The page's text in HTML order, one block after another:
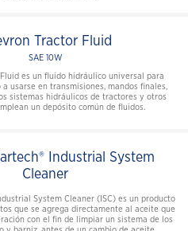
Tractor Fluid
SAE 10W
es un fluido hidráulico universal para
usarse en transmisiones, mandos finales,
sistemas hidráulicos de tractores y otros
un depósito común de fluidos.
Industrial System
Cleaner
System Cleaner (ISC) es un producto
que se agrega directamente al aceite que
con el fin de limpiar un sistema de los